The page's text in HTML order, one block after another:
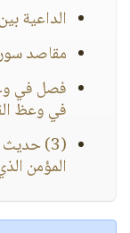
الداعية
مقاصد
فصل في
في وعظ
(3)
المؤمن